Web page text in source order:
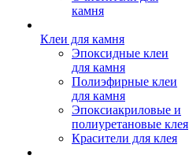
камня
Клеи для камня
Эпоксидные клеи
для камня
Полиэфирные клеи
для камня
Эпоксиакриловые и
полиуретановые клея
Красители для клея